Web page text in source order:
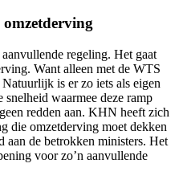
regeling. Het gaat
Want alleen met de WTS
is er zo iets als eigen
waarmee deze ramp
redden aan. KHN heeft zich
die omzetderving moet dekken
aan de betrokken ministers. Het
voor zo’n aanvullende